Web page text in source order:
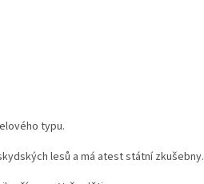
typu.
lesů a má atest státní zkušebny.